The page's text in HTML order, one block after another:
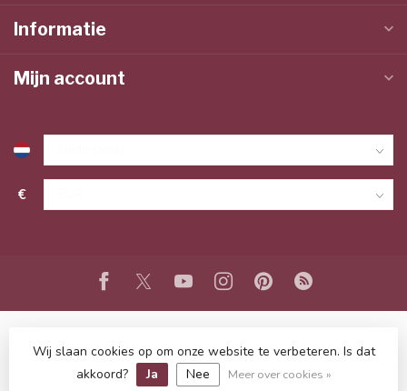
Informatie
Mijn account
€
© Copyright 2026 www.lieffeling.nl- Powered byLightspeed-
Lightspeed design
Dyvelopment
Wij slaan cookies op om onze website te verbeteren. Is dat
akkoord?
Ja Nee Meer over cookies »